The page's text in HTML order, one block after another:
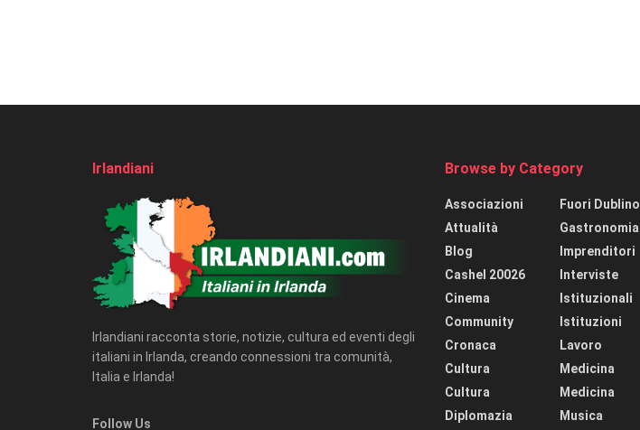
Irlandiani
Irlandiani racconta storie, notizie, cultura ed eventi degli
italiani in Irlanda, creando connessioni tra comunità,
Italia e Irlanda!
Follow Us
Browse by Category
Associazioni
Attualità
Blog
Cashel 20026
Cinema
Community
Cronaca
Cultura
Cultura
Diplomazia
Fuori Dublino
Gastronomia
Imprenditori
Interviste
Istituzionali
Istituzioni
Lavoro
Medicina
Medicina
Musica